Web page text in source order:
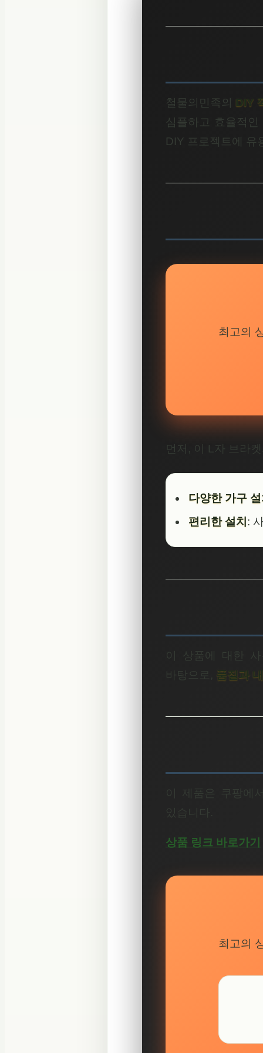
철물의민족의 DIY
심플하고 효율적
DIY 프로젝트에 유
최고의
먼저, 이 L자 브라
다양한 가구
편리한 설치 :
이 상품에 대한
바탕으로, 품질과
이 제품은 쿠팡에
있습니다.
상품 링크 바로가기
최고의